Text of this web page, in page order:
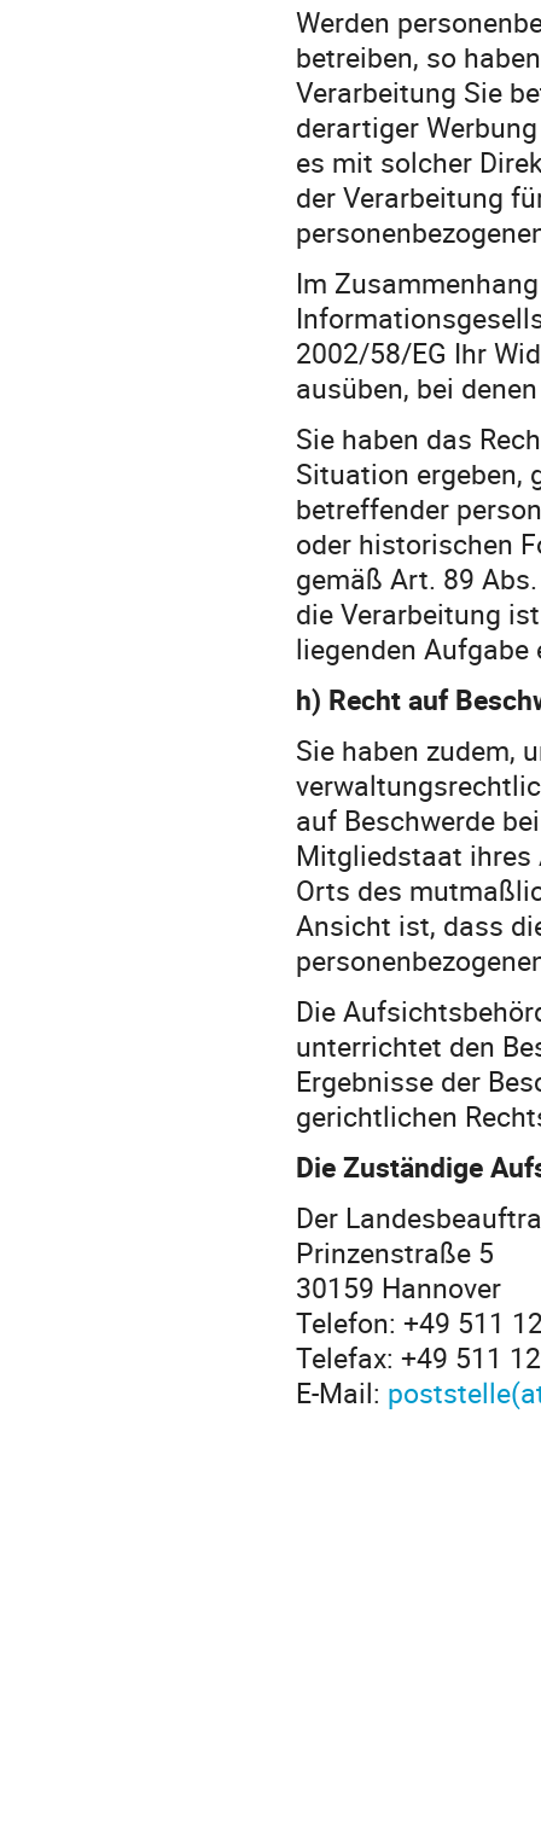
Werden
betreiben, so
Verarbeitung Sie
derartiger
es mit solcher
der Verarbeitung
Im
2002/58/EG Ihr
ausüben, bei
Sie haben das
Situation ergeben,
betreffender
oder historischen
gemäß Art. 89
die Verarbeitung
liegenden
h) Recht auf
Sie haben zudem,
auf Beschwerde
Mitgliedstaat ihres
Orts des
Ansicht ist, dass
Die
unterrichtet den
Ergebnisse der
gerichtlichen
Die Zuständige
Der
Prinzenstraße 5
30159 Hannover
Telefon: +49 511
Telefax: +49 511
E-Mail: